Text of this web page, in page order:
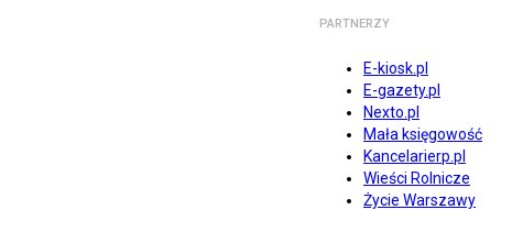
PARTNERZY
E-kiosk.pl
E-gazety.pl
Nexto.pl
Mała księgowość
Kancelarierp.pl
Wieści Rolnicze
Życie Warszawy